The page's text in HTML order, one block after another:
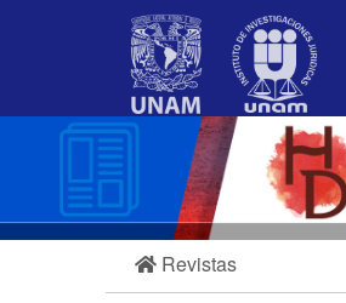
Barra
Revistas